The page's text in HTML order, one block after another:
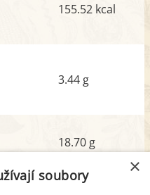
155.52 kcal
3.44 g
18.70 g
1.54 g
×
soubory